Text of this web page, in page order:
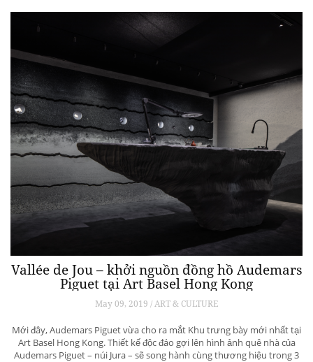
Vallée de Jou – khởi nguồn đồng hồ Audemars
Piguet tại Art Basel Hong Kong
May 09, 2019 / ART & CULTURE
Mới đây, Audemars Piguet vừa cho ra mắt Khu trưng bày mới nhất tại
Art Basel Hong Kong. Thiết kế độc đáo gợi lên hình ảnh quê nhà của
Audemars Piguet – núi Jura – sẽ song hành cùng thương hiệu trong 3